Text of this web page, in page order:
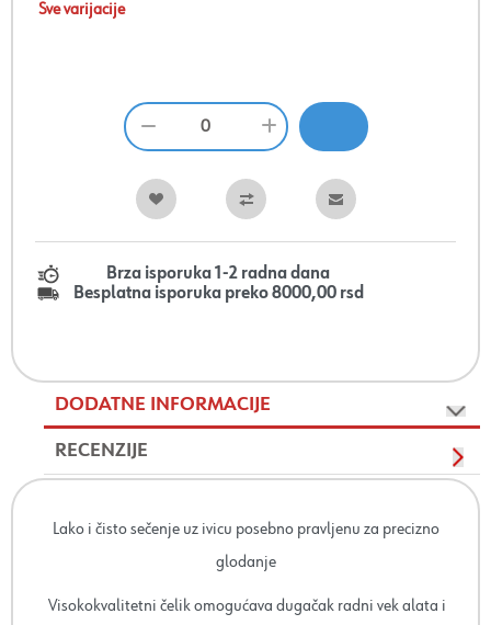
Sve varijacije
Brza isporuka 1-2 radna dana
Besplatna isporuka preko 8000,00 rsd
DODATNE INFORMACIJE
RECENZIJE
Lako i čisto sečenje uz ivicu posebno pravljenu za precizno
glodanje
Visokokvalitetni čelik omogućava dugačak radni vek alata i